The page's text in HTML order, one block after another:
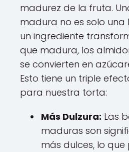
madurez de la fruta.
madura no es solo una
un ingrediente
que madura, los
se convierten en
Esto tiene un triple
para nuestra torta:
Más Dulzura: Las
maduras son
más dulces, lo